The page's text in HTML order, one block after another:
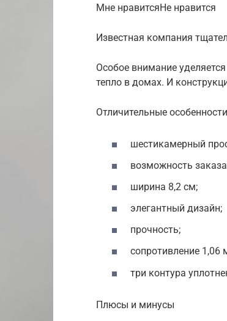
Мне нравитсяНе нравится
Известная компания
Особое внимание
тепло в домах. И
Отличительные
шестикамерный
возможность
ширина 8,2 см;
элегантный дизайн;
прочность;
сопротивление 1,06
три контура
Плюсы и минусы